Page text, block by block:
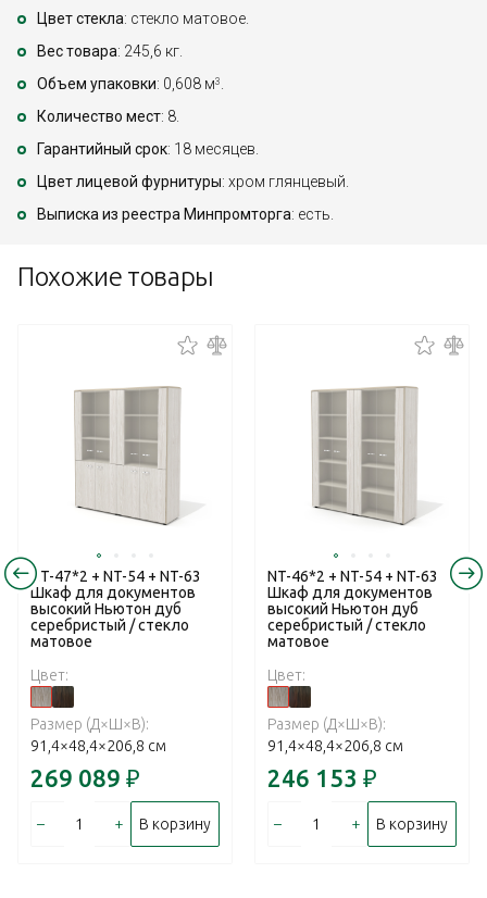
Цвет стекла: стекло матовое.
Вес товара: 245,6 кг.
Объем упаковки: 0,608 м3 .
Количество мест: 8.
Гарантийный срок: 18 месяцев.
Цвет лицевой фурнитуры: хром глянцевый.
Выписка из реестра Минпромторга: есть.
Похожие товары
NT-47*2 + NT-54 + NT-63
Шкаф для документов
высокий Ньютон дуб
серебристый / стекло
матовое
Цвет:
Размер (Д×Ш×В):
91,4×48,4×206,8 см
269 089 ₽
– + В корзину
NT-46*2 + NT-54 + NT-63
Шкаф для документов
высокий Ньютон дуб
серебристый / стекло
матовое
Цвет:
Размер (Д×Ш×В):
91,4×48,4×206,8 см
246 153 ₽
– + В корзину